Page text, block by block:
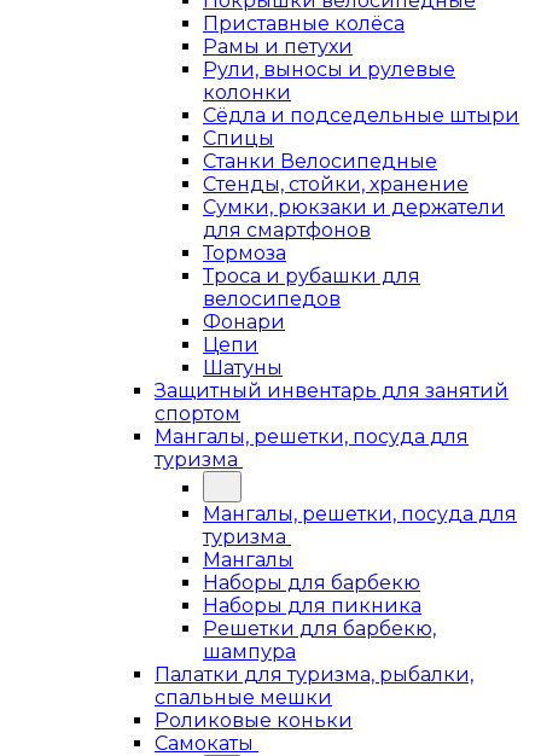
Приставные колёса
Рамы и петухи
Рули, выносы и рулевые
колонки
Сёдла и подседельные штыри
Спицы
Станки Велосипедные
Стенды, стойки, хранение
Сумки, рюкзаки и держатели
для смартфонов
Тормоза
Троса и рубашки для
велосипедов
Фонари
Цепи
Шатуны
Защитный инвентарь для занятий
спортом
Мангалы, решетки, посуда для
туризма
Мангалы, решетки, посуда для
туризма
Мангалы
Наборы для барбекю
Наборы для пикника
Решетки для барбекю,
шампура
Палатки для туризма, рыбалки,
спальные мешки
Роликовые коньки
Самокаты